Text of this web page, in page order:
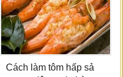
Cách làm tôm hấp sả